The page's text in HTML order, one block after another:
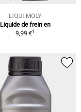
LIQUI MOLY
Liquide de frein en
9,99 €1